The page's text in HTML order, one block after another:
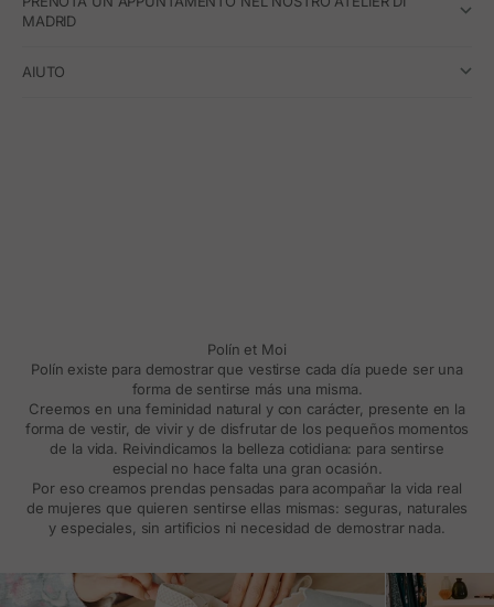
MADRID
AIUTO
Polín et Moi
Polín existe para demostrar que vestirse cada día puede ser una
forma de sentirse más una misma.
Creemos en una feminidad natural y con carácter, presente en la
forma de vestir, de vivir y de disfrutar de los pequeños momentos
de la vida. Reivindicamos la belleza cotidiana: para sentirse
especial no hace falta una gran ocasión.
Por eso creamos prendas pensadas para acompañar la vida real
de mujeres que quieren sentirse ellas mismas: seguras, naturales
y especiales, sin artificios ni necesidad de demostrar nada.